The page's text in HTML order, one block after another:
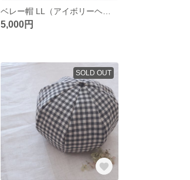
5,000円
SOLD OUT